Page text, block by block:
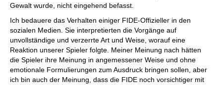
Gewalt wurde, nicht eingehend befasst.
Ich bedauere das Verhalten einiger FIDE-Offizieller in den
sozialen Medien. Sie interpretierten die Vorgänge auf
unvollständige und verzerrte Art und Weise, worauf eine
Reaktion unserer Spieler folgte. Meiner Meinung nach hätten
die Spieler ihre Meinung in angemessener Weise und ohne
emotionale Formulierungen zum Ausdruck bringen sollen, aber
ich bin auch der Meinung, dass die FIDE noch vorsichtiger mit